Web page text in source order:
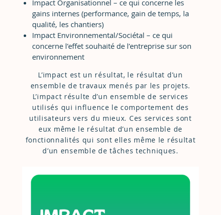
Impact Organisationnel – ce qui concerne les
gains internes (performance, gain de temps, la
qualité, les chantiers)
Impact Environnemental/Sociétal – ce qui
concerne l’effet souhaité de l’entreprise sur son
environnement
L’impact est un résultat, le résultat d’un
ensemble de travaux menés par les projets.
L’impact résulte d’un ensemble de services
utilisés qui influence le comportement des
utilisateurs vers du mieux. Ces services sont
eux même le résultat d’un ensemble de
fonctionnalités qui sont elles même le résultat
d’un ensemble de tâches techniques.